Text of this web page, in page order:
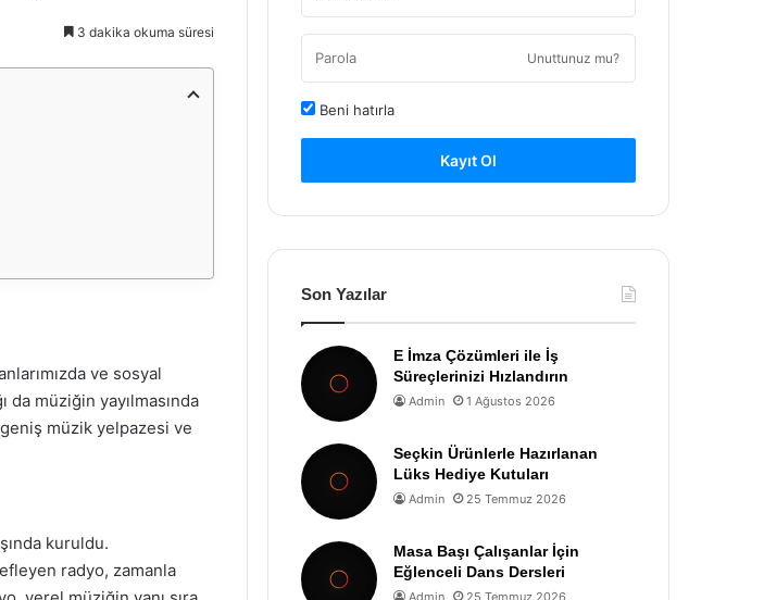
3 dakika okuma süresi
ve sosyal
müziğin yayılmasında
müzik yelpazesi ve
kuruldu.
radyo, zamanla
Unuttunuz mu?
Beni hatırla
Kayıt Ol
Son Yazılar
E İmza Çözümleri ile İş
Süreçlerinizi Hızlandırın
Admin 1 Ağustos 2026
Seçkin Ürünlerle Hazırlanan
Lüks Hediye Kutuları
Admin 25 Temmuz 2026
Masa Başı Çalışanlar İçin
Eğlenceli Dans Dersleri
Admin 25 Temmuz 2026